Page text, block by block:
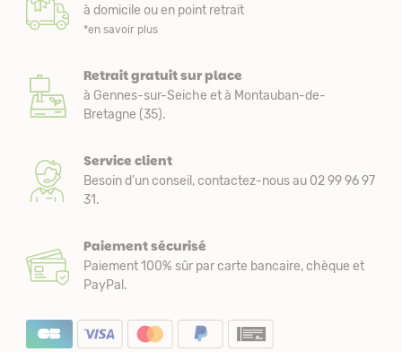
à domicile ou en point retrait
*en savoir plus
Retrait gratuit sur place
à Gennes-sur-Seiche et à Montauban-de-
Bretagne (35).
Service client
Besoin d’un conseil, contactez-nous au 02 99 96 97
31.
Paiement sécurisé
Paiement 100% sûr par carte bancaire, chèque et
PayPal.